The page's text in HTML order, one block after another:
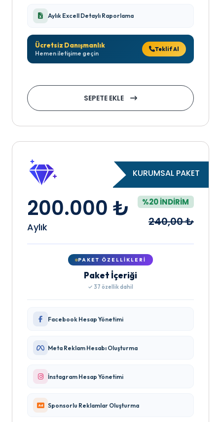
Aylık Excell Detaylı Raporlama
Ücretsiz Danışmanlık
Hemen iletişime geçin
Teklif Al
SEPETE EKLE
KURUMSAL PAKET
200.000 ₺
Aylık
%20 İNDIRIM
240,00 ₺
PAKET ÖZELLIKLERI
Paket İçeriği
✓ 37 özellik dahil
Facebook Hesap Yönetimi
Meta Reklam Hesabı Oluşturma
İnstagram Hesap Yönetimi
Sponsorlu Reklamlar Oluşturma